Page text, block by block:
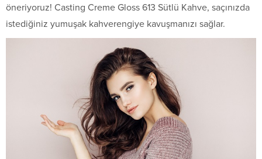
öneriyoruz! Casting Creme Gloss 613 Sütlü Kahve, saçınızda
istediğiniz yumuşak kahverengiye kavuşmanızı sağlar.